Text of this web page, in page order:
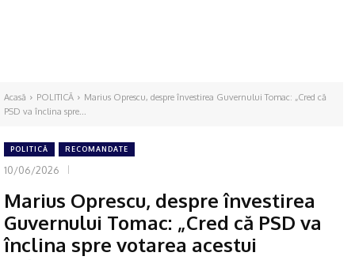
Acasă POLITICĂ
Marius Oprescu, despre învestirea Guvernului Tomac: „Cred că
PSD va înclina spre...
POLITICĂ RECOMANDATE
10/06/2026
Marius Oprescu, despre învestirea
Guvernului Tomac: „Cred că PSD va
înclina spre votarea acestui